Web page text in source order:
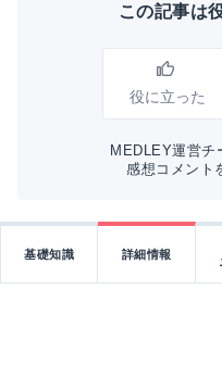
この記事は
役に立った
MEDLEY運営チ
感想コメント
基礎知識 詳細情報